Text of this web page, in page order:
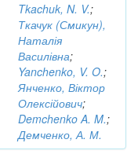
Tkachuk, N. V.;
Ткачук (Смикун),
Наталія
Василівна;
Yanchenko, V. O.;
Янченко, Віктор
Олексійович;
Demchenko A. M.;
Демченко, А. М.